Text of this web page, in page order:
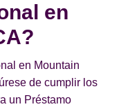
en
en Mountain
de cumplir los
un Préstamo